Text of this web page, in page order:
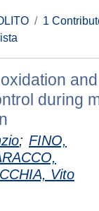
1
during
; FINO,
Vito